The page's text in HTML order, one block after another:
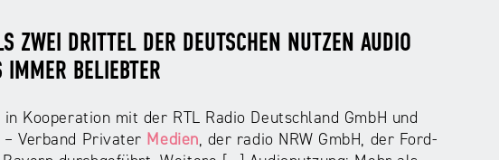
ZWEI DRITTEL DER DEUTSCHEN NUTZEN AUDIO
IMMER BELIEBTER
in Kooperation mit der RTL Radio Deutschland GmbH und
Verband Privater Medien, der radio NRW GmbH, der Ford-